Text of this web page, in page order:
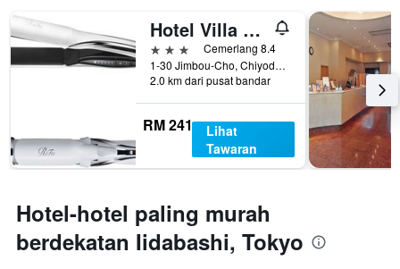
Hotel Villa Fontaine Tokyo-Jimbocho
3 bintangCemerlang 8.4
1-30 Jimbou-Cho, Chiyoda-ku, Tokyo, Jepun
2.0 km dari pusat bandar
RM 241
Lihat
Tawaran
Hotel-hotel paling murah
berdekatan Iidabashi, Tokyo